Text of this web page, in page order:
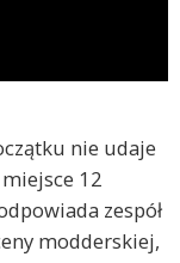
nie udaje
12
zespół
modderskiej,